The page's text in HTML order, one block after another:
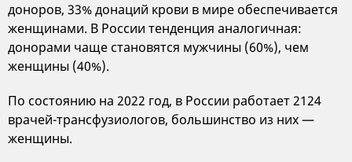
доноров, 33% донаций крови в мире обеспечивается
женщинами. В России тенденция аналогичная:
донорами чаще становятся мужчины (60%), чем
женщины (40%).
По состоянию на 2022 год, в России работает 2124
врачей-трансфузиологов, большинство из них —
женщины.